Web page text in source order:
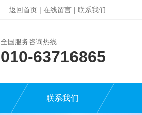
返回首页 | 在线留言 | 联系我们
全国服务咨询热线:
010-63716865
联系我们